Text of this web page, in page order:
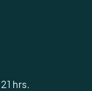
hrs.